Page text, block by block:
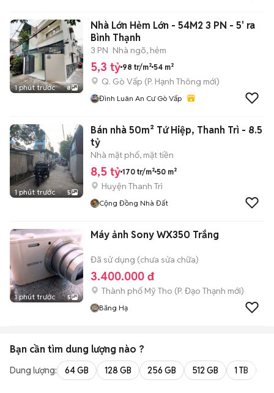
1 phút trước 8
Nhà Lớn Hẻm Lớn - 54M2 3 PN - 5' ra
Bình Thạnh
3 PN Nhà ngõ, hẻm
5,3 tỷ 98 tr/m² 54 m²
Q. Gò Vấp (P. Hạnh Thông mới)
Đình Luân An Cư Gò Vấp
1 phút trước 5
Bán nhà 50m² Tứ Hiệp, Thanh Trì - 8.5
tỷ
Nhà mặt phố, mặt tiền
8,5 tỷ 170 tr/m² 50 m²
Huyện Thanh Trì
Cộng Đồng Nhà Đất
1 phút trước 5
Máy ảnh Sony WX350 Trắng
Đã sử dụng (chưa sửa chữa)
3.400.000 đ
Thành phố Mỹ Tho (P. Đạo Thạnh mới)
Băng Hạ
Bạn cần tìm dung lượng nào ?
Dung lượng: 64 GB 128 GB 256 GB 512 GB 1 TB